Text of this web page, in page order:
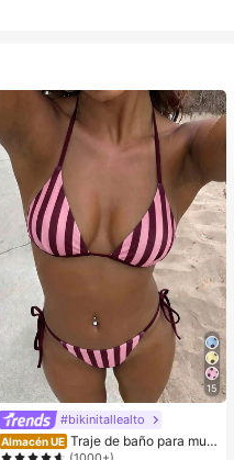
15
#bikinitallealto
Almacén UE Traje de baño para muje
r; Moda; Traje de baño de dos pieza